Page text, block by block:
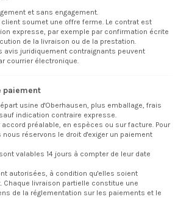
et sans engagement.
soumet une offre ferme. Le contrat est
expresse, par exemple par confirmation écrite
de la livraison ou de la prestation.
avis juridiquement contraignants peuvent
courrier électronique.
paiement
usine d'Oberhausen, plus emballage, frais
indication contraire expresse.
préalable, en espèces ou sur facture. Pour
réservons le droit d'exiger un paiement
valables 14 jours à compter de leur date
autorisées, à condition qu'elles soient
Chaque livraison partielle constitue une
de la réglementation sur les paiements et le